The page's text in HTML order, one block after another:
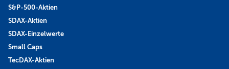
S&P-500-Aktien
SDAX-Aktien
SDAX-Einzelwerte
Small Caps
TecDAX-Aktien